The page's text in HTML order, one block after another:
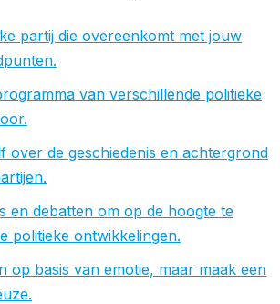
partij die overeenkomt met jouw
van verschillende politieke
over de geschiedenis en achtergrond
en debatten om op de hoogte te
politieke ontwikkelingen.
op basis van emotie, maar maak een